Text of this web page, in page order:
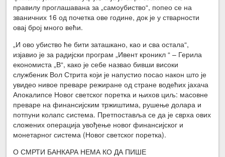
правилу проглашавана за „самоубиство“, попео се на
званичних 16 од почетка ове године, док је у стварности
овај број много већи.
„И ово убиство ће бити заташкано, као и сва остала“,
изјавио је за радијски програм „Ивент кроникл “ – Герила
економиста „В“, како је себе назвао бивши високи
службеник Вол Стрита који је напустио посао након што је
увидео нивое преваре режиране од стране водећих јахача
Апокалипсе Новог светског поретка и њихов циљ: масовне
преваре на финансијским тржиштима, рушење долара и
потпуни колапс система. Претпоставља се да је сврха ових
сложених операција увођење новог финансијског и
монетарног система (Новог светског поретка).
О СМРТИ БАНКАРА НЕМА КО ДА ПИШЕ